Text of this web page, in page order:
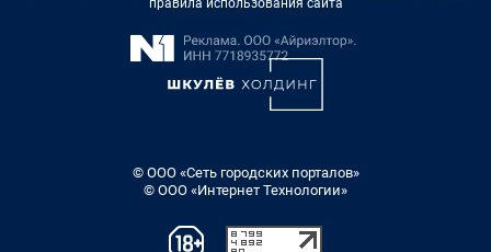
правила использования сайта
© ООО «Сеть городских порталов»
© ООО «Интернет Технологии»